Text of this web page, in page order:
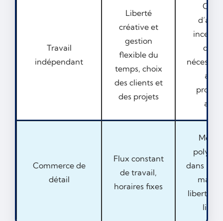
Travail
indépendant
Liberté
créative et
gestion
flexible du
temps, choix
des clients et
des projets
nécessité
Commerce de
détail
Flux constant
de travail,
horaires fixes
Moins
dans les
liberté